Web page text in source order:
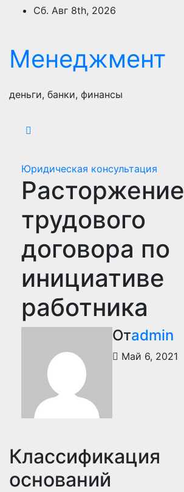
ПерейтиСб. Авг 8th, 2026
Менеджмент
деньги, банки, финансы
Юридическая консультация
Расторжение
трудового
договора по
инициативе
работника
Отadmin
Май 6, 2021
Классификация
оснований